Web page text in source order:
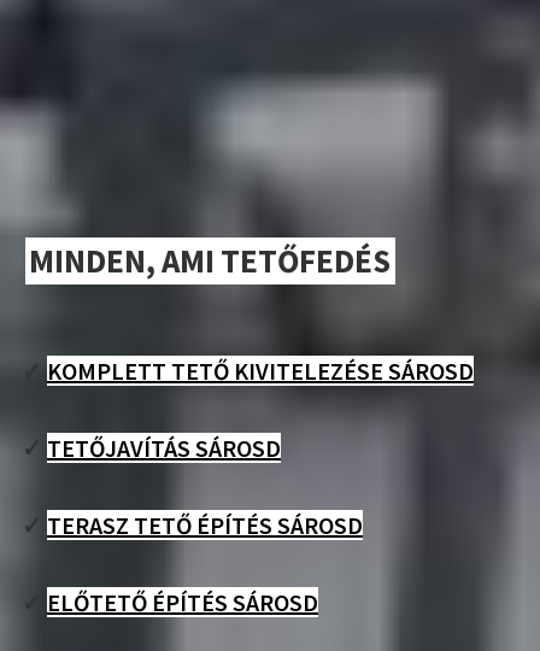
MINDEN, AMI TETŐFEDÉS
✓ KOMPLETT TETŐ KIVITELEZÉSE SÁROSD
✓ TETŐJAVÍTÁS SÁROSD
✓ TERASZ TETŐ ÉPÍTÉS SÁROSD
✓ ELŐTETŐ ÉPÍTÉS SÁROSD